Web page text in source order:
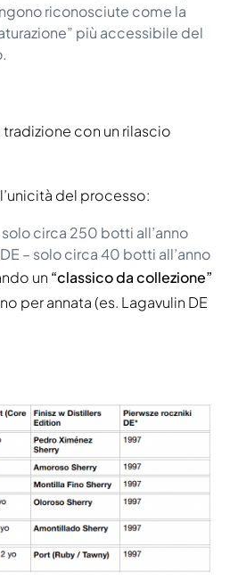
riconosciute come la
più accessibile del
con un rilascio
del processo:
solo circa 250 botti all’anno
– solo circa 40 botti all’anno
un “classico da collezione”
per annata (es. Lagavulin DE